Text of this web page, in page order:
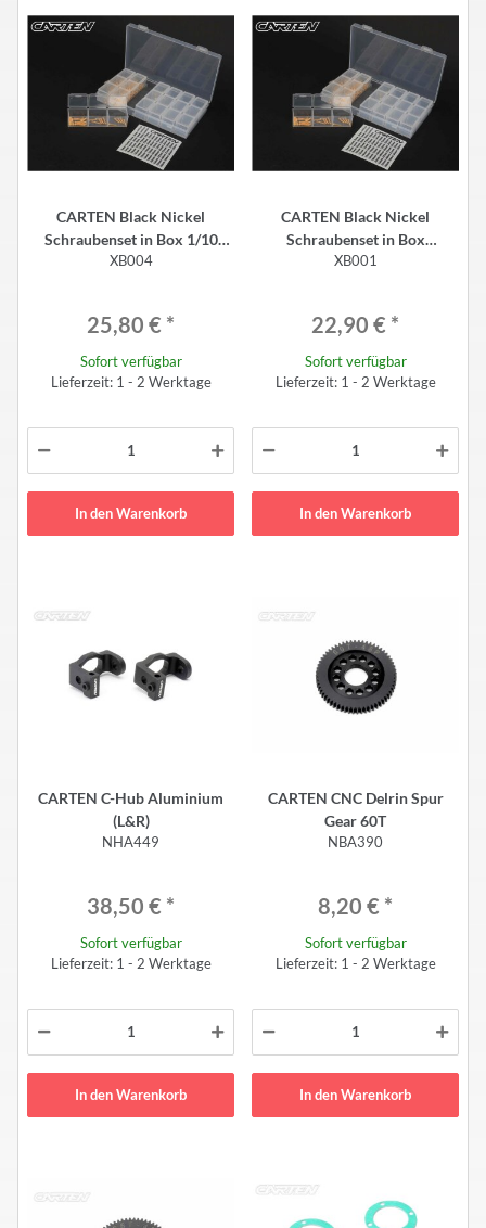
CARTEN Black Nickel
Schraubenset in Box 1/10
(230)
XB004
25,80 € *
Sofort verfügbar
Lieferzeit: 1 - 2 Werktage
In den Warenkorb
CARTEN Black Nickel
Schraubenset in Box
T410/M210 (160)
XB001
22,90 € *
Sofort verfügbar
Lieferzeit: 1 - 2 Werktage
In den Warenkorb
CARTEN C-Hub Aluminium
(L&R)
NHA449
38,50 € *
Sofort verfügbar
Lieferzeit: 1 - 2 Werktage
In den Warenkorb
CARTEN CNC Delrin Spur
Gear 60T
NBA390
8,20 € *
Sofort verfügbar
Lieferzeit: 1 - 2 Werktage
In den Warenkorb